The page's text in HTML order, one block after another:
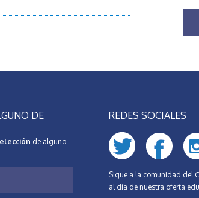
DE
de alguno
REDES SOCIALES
Sigue a la comunidad del
al día de nuestra oferta